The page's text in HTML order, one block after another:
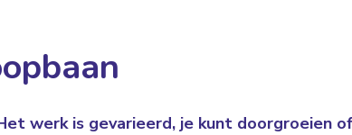
werk is gevarieerd, je kunt doorgroeien of